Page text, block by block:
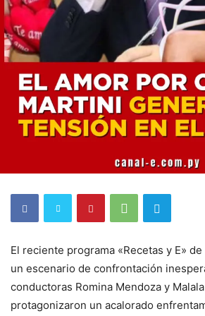
El reciente programa «Recetas y E»
un escenario de confrontación
conductoras Romina Mendoza y
protagonizaron un acalorado